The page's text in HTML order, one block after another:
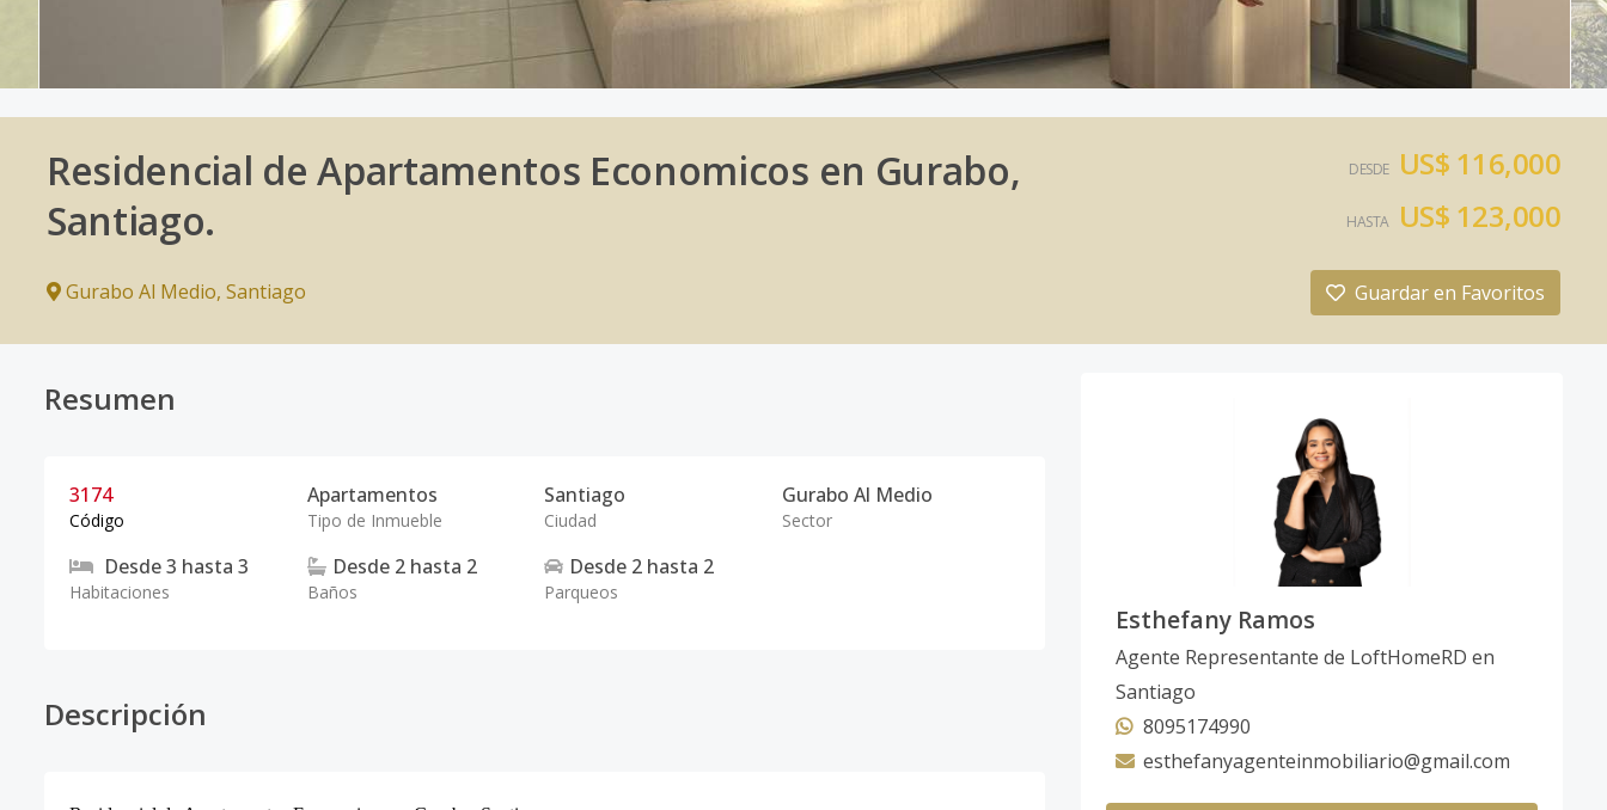
Residencial de Apartamentos Economicos en Gurabo,
Santiago.
Gurabo Al Medio, Santiago
DESDE US$ 116,000
HASTA US$ 123,000
Guardar en Favoritos
Resumen
3174
Código
Apartamentos
Tipo de Inmueble
Santiago
Ciudad
Gurabo Al Medio
Sector
Desde3 hasta 3
Habitaciones
Desde 2hasta 2
Baños
Desde 2 hasta 2
Parqueos
Descripción
Esthefany Ramos
Agente Representante de LoftHomeRD en
Santiago
8095174990
esthefanyagenteinmobiliario@gmail.com